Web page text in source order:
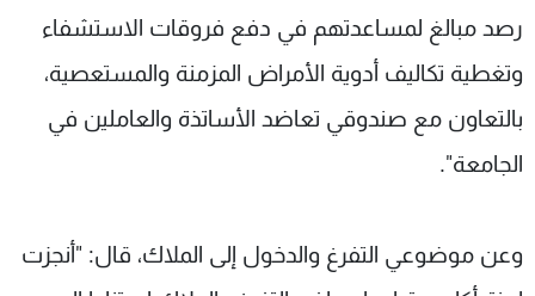
رصد مبالغ لمساعدتهم في دفع فروقات الاستشفاء
وتغطية تكاليف أدوية الأمراض المزمنة والمستعصية،
بالتعاون مع صندوقي تعاضد الأساتذة والعاملين في
الجامعة".
وعن موضوعي التفرغ والدخول إلى الملاك، قال: "أنجزت